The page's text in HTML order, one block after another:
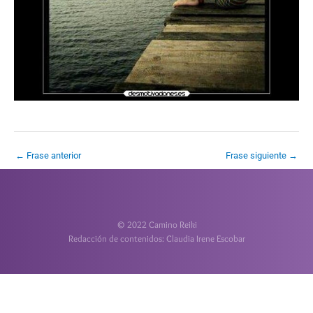
← Frase anterior Frase siguiente →
© 2022 Camino Reiki
Redacción de contenidos: Claudia Irene Escobar